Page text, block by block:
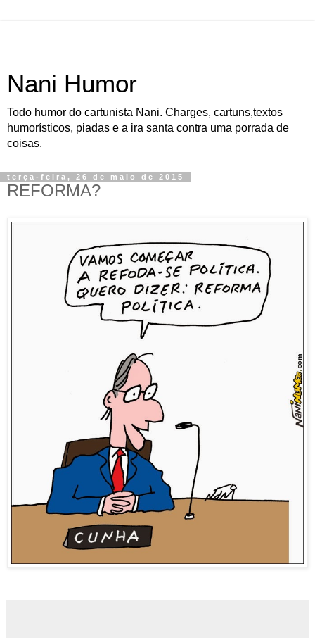
Nani Humor
Todo humor do cartunista Nani. Charges, cartuns,textos
humorísticos, piadas e a ira santa contra uma porrada de
coisas.
terça-feira, 26 de maio de 2015
REFORMA?